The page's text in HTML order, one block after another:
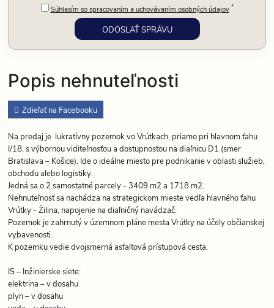
Popis nehnuteľnosti
Zdieľať na Facebooku
Na predaj je lukratívny pozemok vo Vrútkach, priamo pri hlavnom ťahu
I/18, s výbornou viditeľnosťou a dostupnosťou na diaľnicu D1 (smer
Bratislava – Košice). Ide o ideálne miesto pre podnikanie v oblasti služieb,
obchodu alebo logistiky.
Jedná sa o 2 samostatné parcely - 3409 m2 a 1718 m2.
Nehnuteľnosť sa nachádza na strategickom mieste vedľa hlavného ťahu
Vrútky - Žilina, napojenie na diaľničný navádzač.
Pozemok je zahrnutý v územnom pláne mesta Vrútky na účely občianskej
vybavenosti.
K pozemku vedie dvojsmerná asfaltová prístupová cesta.
IS – Inžinierske siete:
elektrina – v dosahu
plyn – v dosahu
Súhlasím so spracovaním a uchovávaním osobných údajov *